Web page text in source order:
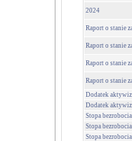
2024
Raport o stanie
Raport o stanie
Raport o stanie
Raport o stanie
Dodatek
Dodatek
Stopa bezrobocia
Stopa bezrobocia
Stopa bezrobocia